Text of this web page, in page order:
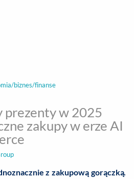
biznes/finanse
prezenty w 2025
zakupy w erze AI
z zakupową gorączką.